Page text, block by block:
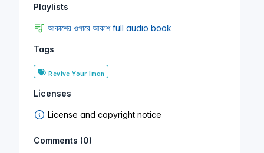
Playlists
আকাশের ওপারে আকাশ full audio book
Tags
Revive Your Iman
Licenses
License and copyright notice
Comments (0)